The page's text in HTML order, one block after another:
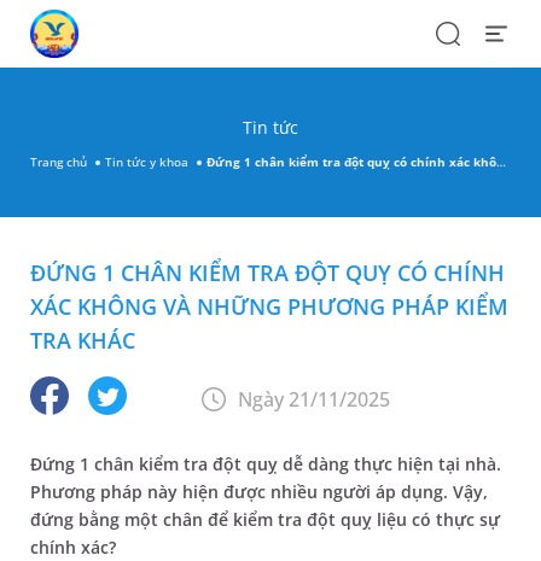
SearchOpen
Tin tức
Trang chủ Tin tức y khoa Đứng 1 chân kiểm tra đột quỵ có chính xác không và những phương pháp kiểm tra khác
ĐỨNG 1 CHÂN KIỂM TRA ĐỘT QUỴ CÓ CHÍNH
XÁC KHÔNG VÀ NHỮNG PHƯƠNG PHÁP KIỂM
TRA KHÁC
Ngày 21/11/2025
Đứng 1 chân kiểm tra đột quỵ dễ dàng thực hiện tại nhà.
Phương pháp này hiện được nhiều người áp dụng. Vậy,
đứng bằng một chân để kiểm tra đột quỵ liệu có thực sự
chính xác?